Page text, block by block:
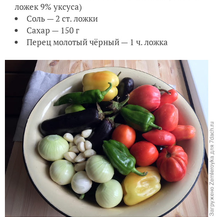
ложек 9% уксуса)
Соль — 2 ст. ложки
Сахар — 150 г
Перец молотый чёрный — 1 ч. ложка